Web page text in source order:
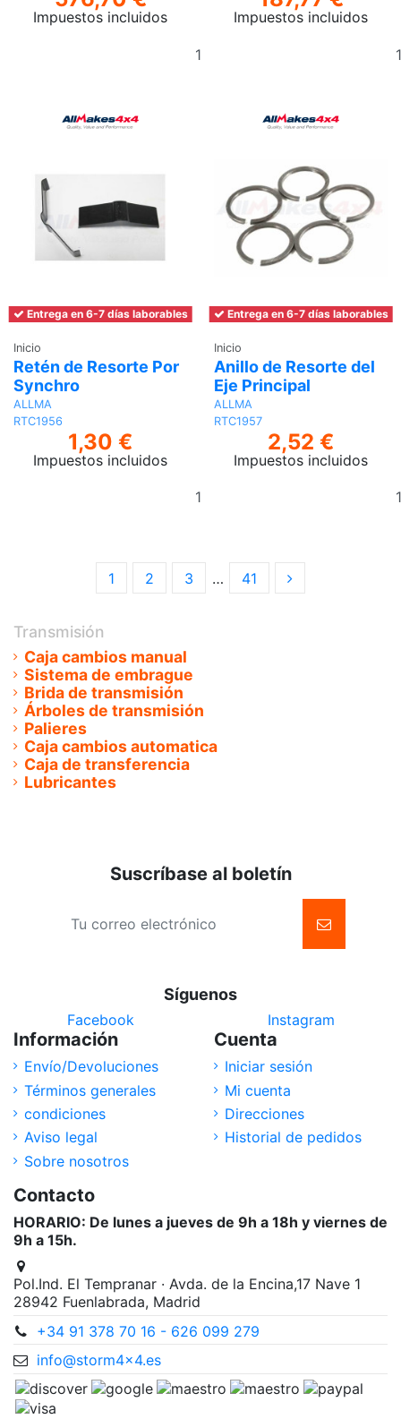
Impuestos incluidos
Impuestos incluidos
Entrega en 6-7 días laborables
Inicio
Retén de Resorte Por
Synchro
ALLMA
RTC1956
1,30 €
Impuestos incluidos
Entrega en 6-7 días laborables
Inicio
Anillo de Resorte del
Eje Principal
ALLMA
RTC1957
2,52 €
Impuestos incluidos
1 2 3 … 41
Transmisión
Caja cambios manual
Sistema de embrague
Brida de transmisión
Árboles de transmisión
Palieres
Caja cambios automatica
Caja de transferencia
Lubricantes
Suscríbase al boletín
Síguenos
Facebook Instagram
Información
Envío/Devoluciones
Términos generales
condiciones
Aviso legal
Sobre nosotros
Cuenta
Iniciar sesión
Mi cuenta
Direcciones
Historial de pedidos
Contacto
HORARIO: De lunes a jueves de 9h a 18h y viernes de
9h a 15h.
Pol.Ind. El Tempranar · Avda. de la Encina,17 Nave 1
28942 Fuenlabrada, Madrid
+34 91 378 70 16 - 626 099 279
info@storm4x4.es